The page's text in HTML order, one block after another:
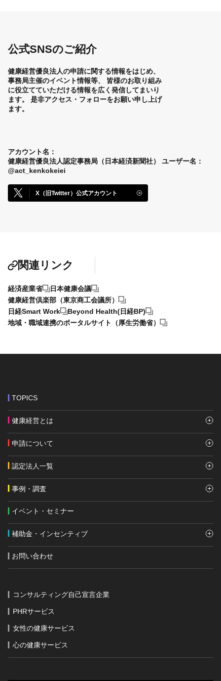
公式SNSのご紹介
健康経営優良法人の申請に関する情報をはじめ、
事務局主催のイベント情報等、
皆様のお取り組み
に役立てていただける情報を広く発信してまいり
ます。
是非アクセス・フォローをお願い申し上げ
ます。
アカウント名：
健康経営優良法人認定事務局（日本経済新聞社）
ユーザー名：
@act_kenkokeiei
X（旧Twitter）公式アカウント
関連リンク
経済産業省
日本健康会議
健康経営倶楽部（東京商工会議所）
日経Smart Work
Beyond Health(日経BP)
地域・職域連携のポータルサイト（厚生労働省）
TOPICS
健康経営とは
申請について
認定法人一覧
事例・調査
イベント・セミナー
補助金・インセンティブ
お問い合わせ
コンサルティング自己宣言企業
PHRサービス
女性の健康サービス
心の健康サービス